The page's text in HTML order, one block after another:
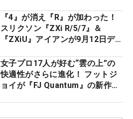
『4』が消え『R』が加わった！
スリクソン『ZXi R/5/7』＆
『ZXiU』アイアンが9月12日デ
女子プロ17人が好む“雲の上”の
快適性がさらに進化！ フットジ
ョイが『FJ Quantum』の新作を